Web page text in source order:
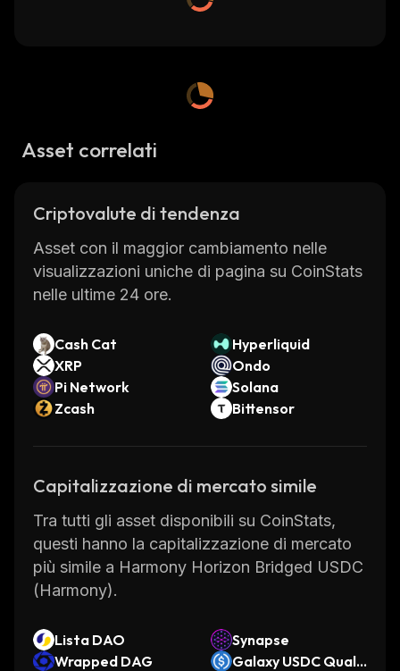
Asset correlati
Criptovalute di tendenza
Asset con il maggior cambiamento nelle
visualizzazioni uniche di pagina su CoinStats
nelle ultime 24 ore.
Cash Cat
Hyperliquid
XRP
Ondo
Pi Network
Solana
Zcash
Bittensor
Capitalizzazione di mercato simile
Tra tutti gli asset disponibili su CoinStats,
questi hanno la capitalizzazione di mercato
più simile a Harmony Horizon Bridged USDC
(Harmony).
Lista DAO
Synapse
Wrapped DAG
Galaxy USDC Qualit